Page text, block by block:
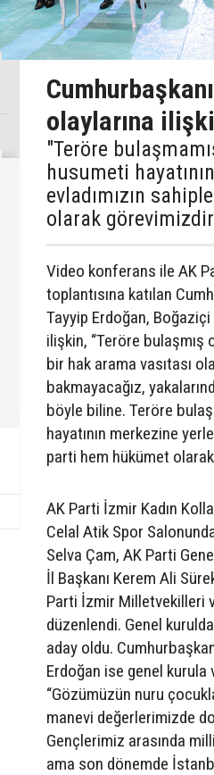
olaylarına
"Teröre
husumeti
evladımızın
olarak
Video konferans ile AK
toplantısına katılan
Tayyip Erdoğan,
ilişkin, “Teröre bulaşmış
bir hak arama vasıtası
bakmayacağız,
böyle biline. Teröre
hayatının merkezine
parti hem hükümet
AK Parti İzmir Kadın
Celal Atik Spor
Selva Çam, AK Parti
İl Başkanı Kerem Ali
Parti İzmir Milletvekilleri
düzenlendi. Genel
aday oldu.
Erdoğan ise genel kurula
“Gözümüzün nuru
manevi değerlerimizde
Gençlerimiz arasında
ama son dönemde